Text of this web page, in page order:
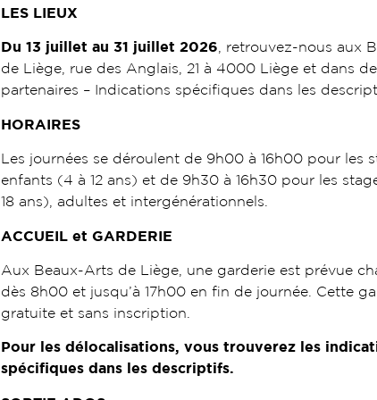
LES LIEUX
Du 13 juillet au 31 juillet 2026 , retrouvez-nous aux
de Liège, rue des Anglais, 21 à 4000 Liège et dans
partenaires – Indications spécifiques dans les
HORAIRES
Les journées se déroulent de 9h00 à 16h00 pour les
enfants (4 à 12 ans) et de 9h30 à 16h30 pour les
18 ans), adultes et intergénérationnels.
ACCUEIL et GARDERIE
Aux Beaux-Arts de Liège, une garderie est prévue
dès 8h00 et jusqu’à 17h00 en fin de journée. Cette
gratuite et sans inscription.
Pour les délocalisations, vous trouverez les
spécifiques dans les descriptifs.